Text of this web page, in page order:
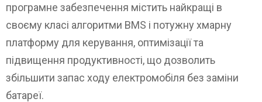
програмне забезпечення містить найкращі в
своєму класі алгоритми BMS і потужну хмарну
платформу для керування, оптимізації та
підвищення продуктивності, що дозволить
збільшити запас ходу електромобіля без заміни
батареї.